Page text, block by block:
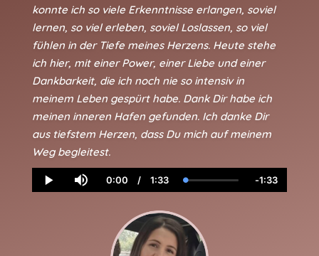
konnte ich so viele Erkenntnisse erlangen, soviel
lernen, so viel erleben, soviel Loslassen, so viel
fühlen in der Tiefe meines Herzens. Heute stehe
ich hier, mit einer Power, einer Liebe und einer
Dankbarkeit, die ich noch nie so intensiv in
meinem Leben gespürt habe. Dank Dir habe ich
meinen inneren Hafen gefunden. Ich danke Dir
aus tiefstem Herzen, dass Du mich auf meinem
Weg begleitest.
Play Mute
Current
Time
0:00 / Duration
1:33 Loaded:
5.58%
Remaining
Time
-1:33